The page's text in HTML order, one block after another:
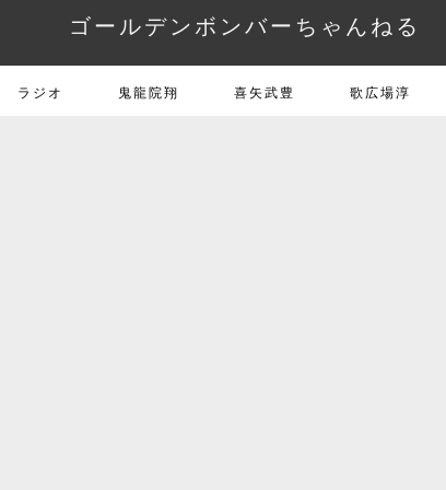
ゴールデンボンバーちゃんねる
ラジオ 鬼龍院翔 喜矢武豊 歌広場淳